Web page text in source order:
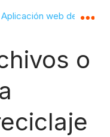
global
Aplicación web de
o